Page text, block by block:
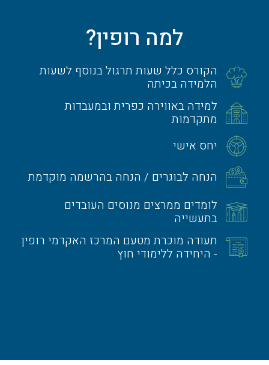
למה רופין?
הקורס כלל שעות תרגול בנוסף לשעות
הלמידה בכיתה
למידה באווירה כפרית ובמעבדות
מתקדמות
יחס אישי
הנחה לבוגרים / הנחה בהרשמה מוקדמת
לומדים ממרצים מנוסים העובדים
בתעשייה
תעודה מוכרת מטעם המרכז האקדמי רופין
- היחידה ללימודי חוץ